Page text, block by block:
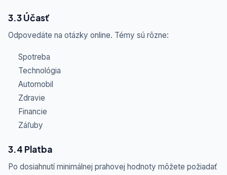
3.3 Účasť
Odpovedáte na otázky online. Témy sú rôzne:
Spotreba
Technológia
Automobil
Zdravie
Financie
Záľuby
3.4 Platba
Po dosiahnutí minimálnej prahovej hodnoty môžete požiadať